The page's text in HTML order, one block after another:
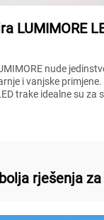
LUMIMORE
nude
i vanjske
trake idealne su za
rješenja